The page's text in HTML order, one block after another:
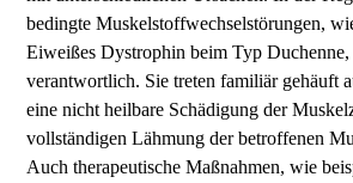
bedingte Muskelstoffwechselstörungen,
Eiweißes Dystrophin beim Typ
verantwortlich. Sie treten familiär gehäuft
eine nicht heilbare Schädigung der
vollständigen Lähmung der betroffenen
Auch therapeutische Maßnahmen, wie